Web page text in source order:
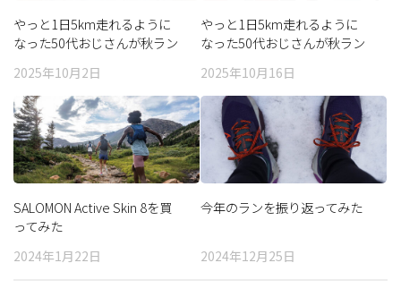
やっと1日5km走れるように
なった50代おじさんが秋ラン
た（ベースレイヤー編）
2025年10月2日
やっと1日5km走れるように
なった50代おじさんが秋ラン
た（その他編）
2025年10月16日
SALOMON Active Skin 8を買
ってみた
2024年1月22日
今年のランを振り返ってみた
2024年12月25日